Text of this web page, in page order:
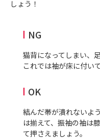
しょう！
NG
猫背になってしまい、
これでは袖が床に付い
OK
結んだ帯が潰れないよ
は揃えて、振袖の袖は
て押さえましょう。